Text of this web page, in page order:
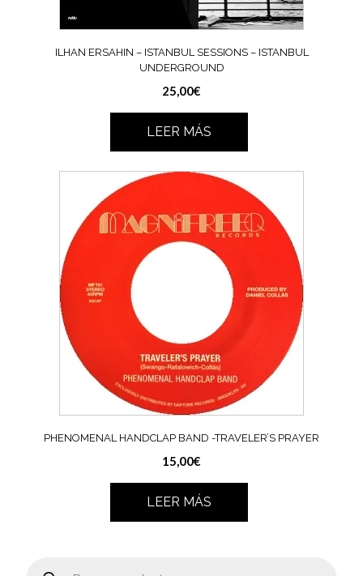
ILHAN ERSAHIN – ISTANBUL SESSIONS – ISTANBUL
UNDERGROUND
25,00€
LEER MÁS
PHENOMENAL HANDCLAP BAND -TRAVELER’S PRAYER
15,00€
LEER MÁS